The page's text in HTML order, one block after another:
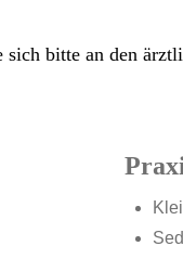
sich bitte an den